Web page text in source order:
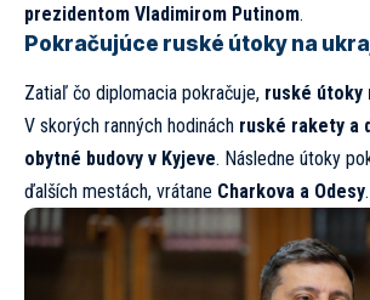
prezidentom Vladimirom Putinom.
Pokračujúce ruské útoky na
Zatiaľ čo diplomacia pokračuje, ruské útoky
V skorých ranných hodinách ruské rakety a
obytné budovy v Kyjeve. Následne útoky
ďalších mestách, vrátane Charkova a Odesy.